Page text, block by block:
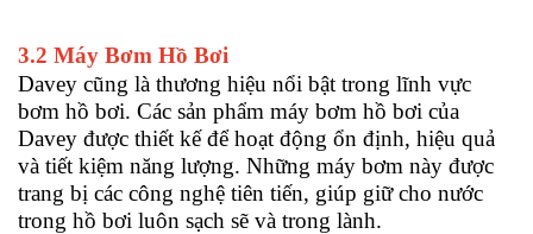
3.2 Máy Bơm Hồ Bơi
Davey cũng là thương hiệu nổi bật trong lĩnh vực
bơm hồ bơi. Các sản phẩm máy bơm hồ bơi của
Davey được thiết kế để hoạt động ổn định, hiệu quả
và tiết kiệm năng lượng. Những máy bơm này được
trang bị các công nghệ tiên tiến, giúp giữ cho nước
trong hồ bơi luôn sạch sẽ và trong lành.